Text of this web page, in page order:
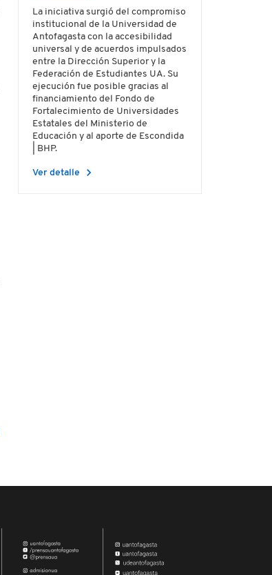
La iniciativa surgió del compromiso
institucional de la Universidad de
Antofagasta con la accesibilidad
universal y de acuerdos impulsados
entre la Dirección Superior y la
Federación de Estudiantes UA. Su
ejecución fue posible gracias al
financiamiento del Fondo de
Fortalecimiento de Universidades
Estatales del Ministerio de
Educación y al aporte de Escondida
| BHP.
Ver detalle chevron_right